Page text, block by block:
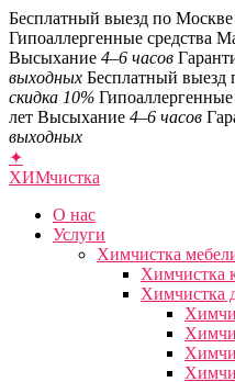
Бесплатный выезд по Москве
Гипоаллергенные средства
Высыхание 4–6 часов
выходных Бесплатный выезд
скидка 10% Гипоаллергенные
лет Высыхание 4–6 часов
выходных
✦
ХИМчистка
О нас
Услуги
Химчистка
Химчистка
Химчистка